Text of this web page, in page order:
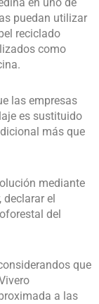
puedan utilizar
reciclado
como
las empresas
es sustituido
más que
mediante
declarar el
del
que
a las